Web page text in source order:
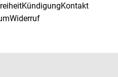
KündigungKontakt
Widerruf